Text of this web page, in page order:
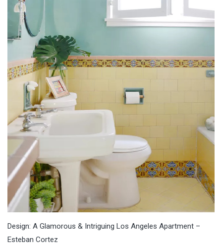
Design: A Glamorous & Intriguing Los Angeles Apartment –
Esteban Cortez